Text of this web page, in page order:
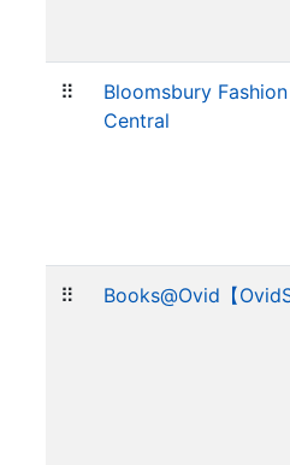
⠿
Bloomsbury Fashion
Central
⠿ Books@Ovid【